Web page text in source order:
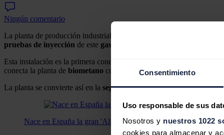
Consentimiento
Uso responsable de sus
Nosotros y nuestros 1022
cookies para almacenar y
Ningún comentario
La planta de producción industrial de
pruebas de inyección de este gas renovable
Esta instalación es la primera conexión privada a la red de transporte
conecta la planta de biometano con la Red Básicade gasoductos de
La planta se convierte así en la segunda planta de biometanización
Nace en España la gran 'Alianza por el biometano'